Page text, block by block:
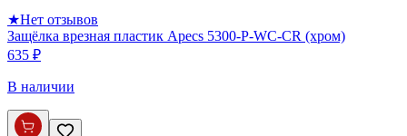
★Нет отзывов
Защёлка врезная пластик Apecs 5300-P-WC-CR (хром)
635 ₽
В наличии